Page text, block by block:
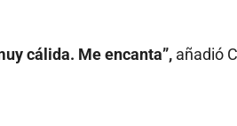
cálida. Me encanta”, añadió